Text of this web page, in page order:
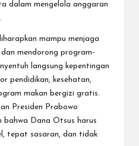
dalam mengelola anggaran
mampu menjaga
mendorong program-
langsung kepentingan
pendidikan, kesehatan,
makan bergizi gratis.
Presiden Prabowo
bahwa Dana Otsus harus
tepat sasaran, dan tidak